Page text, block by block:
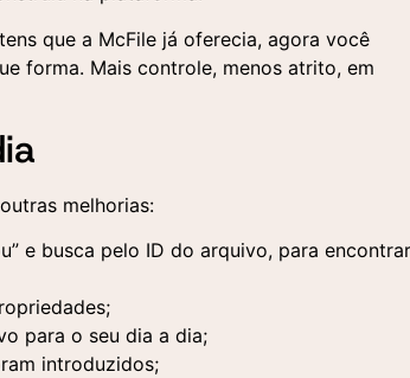
que a McFile já oferecia, agora você
forma. Mais controle, menos atrito, em
melhorias:
e busca pelo ID do arquivo, para
para o seu dia a dia;
introduzidos;
a Política de Privacidade